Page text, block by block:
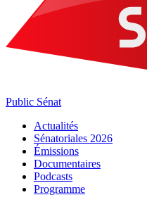
Public Sénat
Actualités
Sénatoriales 2026
Émissions
Documentaires
Podcasts
Programme